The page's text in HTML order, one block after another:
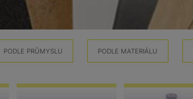
PODLE PRŮMYSLU PODLE MATERIÁLU